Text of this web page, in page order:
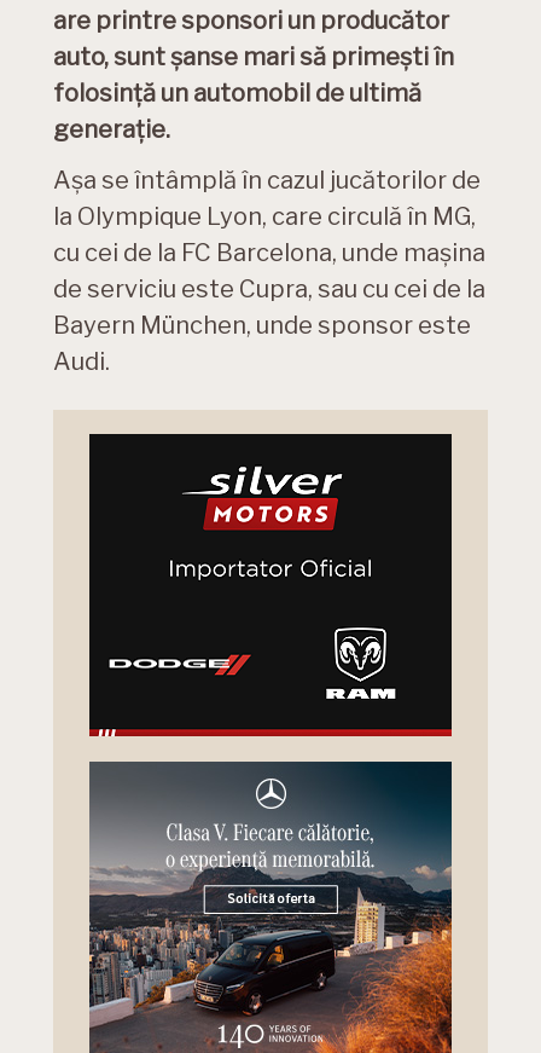
are printre sponsori un producător
auto, sunt șanse mari să primești în
folosință un automobil de ultimă
generație.
Așa se întâmplă în cazul jucătorilor de
la Olympique Lyon, care circulă în MG,
cu cei de la FC Barcelona, unde mașina
de serviciu este Cupra, sau cu cei de la
Bayern München, unde sponsor este
Audi.